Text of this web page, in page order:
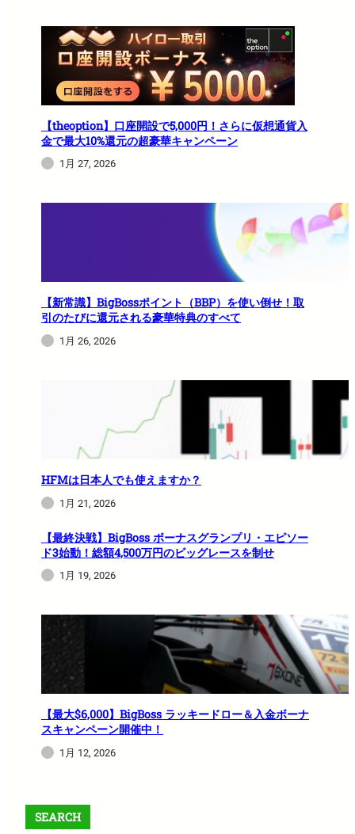
【theoption】口座開設で5,000円！さらに仮想通貨入
金で最大10%還元の超豪華キャンペーン
1月 27, 2026
【新常識】BigBossポイント（BBP）を使い倒せ！取
引のたびに還元される豪華特典のすべて
1月 26, 2026
HFMは日本人でも使えますか？
1月 21, 2026
【最終決戦】BigBoss ボーナスグランプリ・エピソー
ド3始動！総額4,500万円のビッグレースを制せ
1月 19, 2026
【最大$6,000】BigBoss ラッキードロー＆入金ボーナ
スキャンペーン開催中！
1月 12, 2026
SEARCH